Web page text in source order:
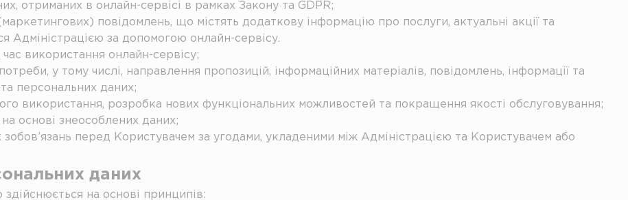
отриманих в онлайн-сервісі в рамках Закону та GDPR;
повідомлень, що містять додаткову інформацію про послуги, актуальні акції та
Адміністрацією за допомогою онлайн-сервісу.
час використання онлайн-сервісу;
у тому числі, направлення пропозицій, інформаційних матеріалів, повідомлень, інформації та
персональних даних;
використання, розробка нових функціональних можливостей та покращення якості обслуговування;
основі знеособлених даних;
перед Користувачем за угодами, укладеними між Адміністрацією та Користувачем або
даних
на основі принципів: